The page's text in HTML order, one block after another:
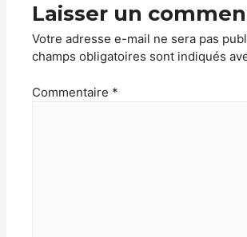
Laisser un
Votre adresse e-mail ne sera pas
champs obligatoires sont indiqués
Commentaire *